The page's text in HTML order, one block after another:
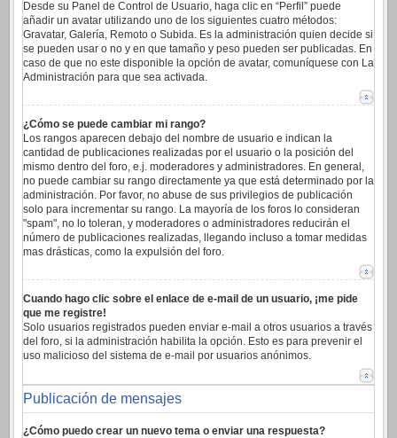
Desde su Panel de Control de Usuario, haga clic en “Perfil” puede
añadir un avatar utilizando uno de los siguientes cuatro métodos:
Gravatar, Galería, Remoto o Subida. Es la administración quien decide si
se pueden usar o no y en que tamaño y peso pueden ser publicadas. En
caso de que no este disponible la opción de avatar, comuníquese con La
Administración para que sea activada.
¿Cómo se puede cambiar mi rango?
Los rangos aparecen debajo del nombre de usuario e indican la
cantidad de publicaciones realizadas por el usuario o la posición del
mismo dentro del foro, e.j. moderadores y administradores. En general,
no puede cambiar su rango directamente ya que está determinado por la
administración. Por favor, no abuse de sus privilegios de publicación
solo para incrementar su rango. La mayoría de los foros lo consideran
"spam", no lo toleran, y moderadores o administradores reducirán el
número de publicaciones realizadas, llegando incluso a tomar medidas
mas drásticas, como la expulsión del foro.
Cuando hago clic sobre el enlace de e-mail de un usuario, ¡me pide
que me registre!
Solo usuarios registrados pueden enviar e-mail a otros usuarios a través
del foro, si la administración habilita la opción. Esto es para prevenir el
uso malicioso del sistema de e-mail por usuarios anónimos.
Publicación de mensajes
¿Cómo puedo crear un nuevo tema o enviar una respuesta?